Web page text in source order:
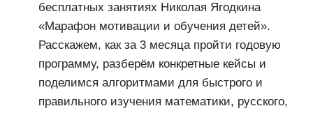
бесплатных занятиях Николая Ягодкина
«Марафон мотивации и обучения детей».
Расскажем, как за 3 месяца пройти годовую
программу, разберём конкретные кейсы и
поделимся алгоритмами для быстрого и
правильного изучения математики, русского,